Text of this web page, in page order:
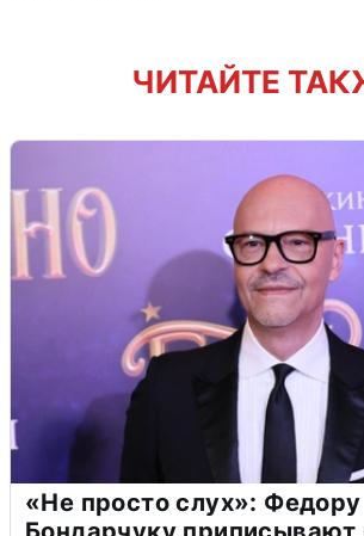
ЧИТАЙТЕ
«Не просто слух»: Федору